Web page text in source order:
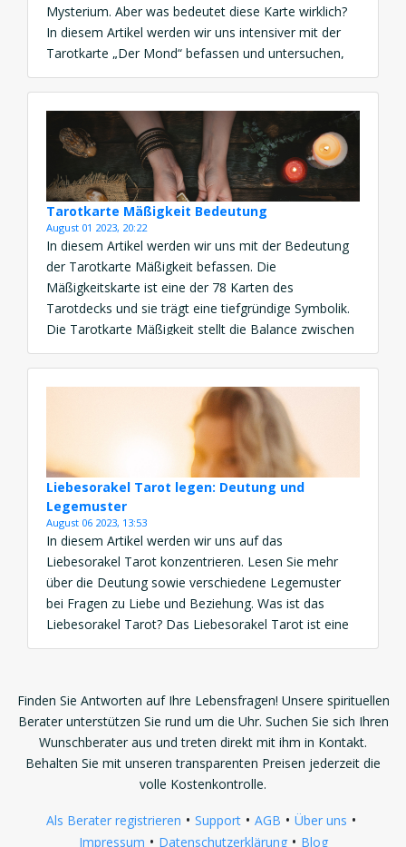
Mysterium. Aber was bedeutet diese Karte wirklich?
In diesem Artikel werden wir uns intensiver mit der
Tarotkarte „Der Mond“ befassen und untersuchen,
was ihre Symbolik und Bedeutung innerhalb des
Tarot ist. Die Symbolik der Tarotkarte „Der Mond“
[…]
Tarotkarte Mäßigkeit Bedeutung
August 01 2023, 20:22
In diesem Artikel werden wir uns mit der Bedeutung
der Tarotkarte Mäßigkeit befassen. Die
Mäßigkeitskarte ist eine der 78 Karten des
Tarotdecks und sie trägt eine tiefgründige Symbolik.
Die Tarotkarte Mäßigkeit stellt die Balance zwischen
verschiedenen Aspekten des Lebens dar. Sie
symbolisiert Harmonie, Ausgeglichenheit und das
Finden eines Mittelwegs. In der Kombination von
Liebesorakel Tarot legen: Deutung und
Legemuster
August 06 2023, 13:53
In diesem Artikel werden wir uns auf das
Liebesorakel Tarot konzentrieren. Lesen Sie mehr
über die Deutung sowie verschiedene Legemuster
bei Fragen zu Liebe und Beziehung. Was ist das
Liebesorakel Tarot? Das Liebesorakel Tarot ist eine
Methode, die Ihnen dabei helfen kann, Einblicke in
Finden Sie Antworten auf Ihre Lebensfragen! Unsere spirituellen
Berater unterstützen Sie rund um die Uhr. Suchen Sie sich Ihren
Wunschberater aus und treten direkt mit ihm in Kontakt.
Behalten Sie mit unseren transparenten Preisen jederzeit die
volle Kostenkontrolle.
Als Berater registrieren • Support • AGB • Über uns •
Impressum • Datenschutzerklärung • Blog